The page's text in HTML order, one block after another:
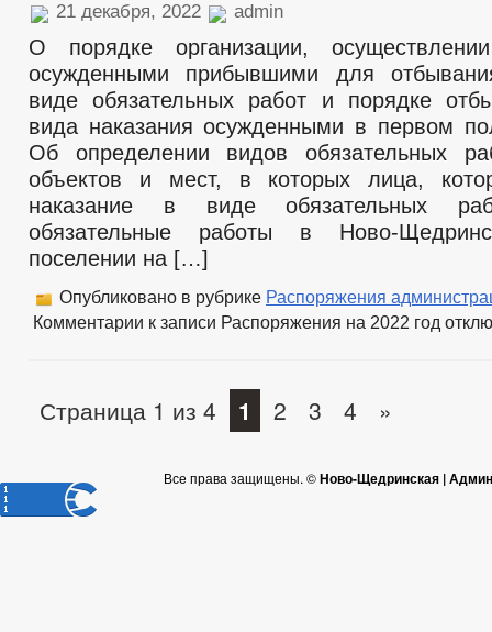
21 декабря, 2022 admin
О порядке организации,
осужденными прибывшими для
виде обязательных работ и порядке
вида наказания осужденными в первом
Об определении видов обязательных
объектов и мест, в которых лица,
наказание в виде обязательных
обязательные работы в Ново-
поселении на […]
Опубликовано в рубрике Распоряжения
Комментарии к записи Распоряжения на 2022 год
Страница 1 из 4 1 2 3 4 »
Все права защищены. ©Ново-Щедринская |